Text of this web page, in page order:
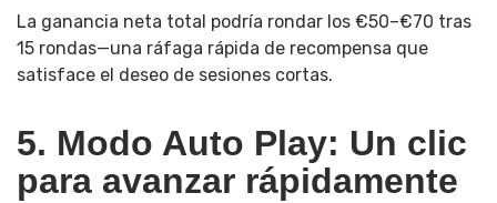
La ganancia neta total podría rondar los €50–€70 tras
15 rondas—una ráfaga rápida de recompensa que
satisface el deseo de sesiones cortas.
5. Modo Auto Play: Un clic
para avanzar rápidamente